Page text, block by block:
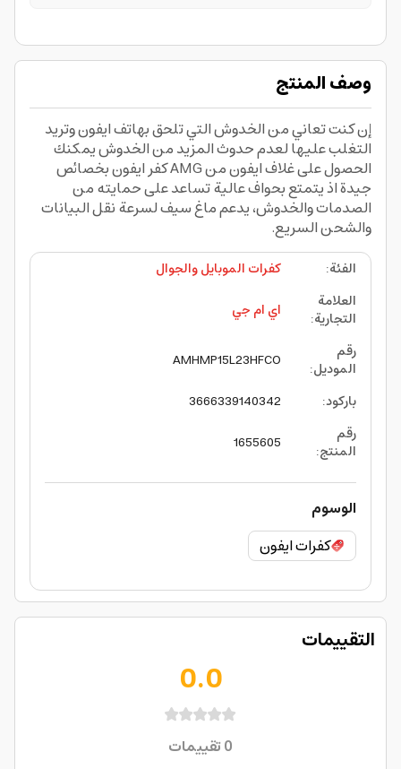
وصف المنتج
إن كنت تعاني من الخدوش التي تلحق بهاتف ايفون وتريد
التغلب عليها لعدم حدوث المزيد من الخدوش يمكنك
الحصول على غلاف ايفون من AMG كفر ايفون بخصائص
جيدة اذ يتمتع بحواف عالية تساعد على حمايته من
الصدمات والخدوش، يدعم ماغ سيف لسرعة نقل البيانات
والشحن السريع.
الفئة:
كفرات الموبايل والجوال
العلامة
التجارية:
اي ام جي
رقم
الموديل:
AMHMP15L23HFCO
باركود:
3666339140342
رقم
المنتج:
1655605
الوسوم
كفرات ايفون
التقييمات
0.0
0تقييمات